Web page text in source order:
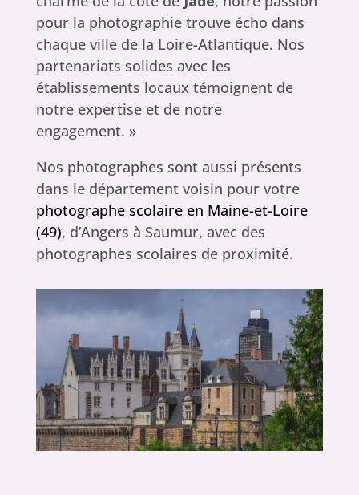
pour la photographie trouve écho dans
chaque ville de la Loire-Atlantique. Nos
partenariats solides avec les
établissements locaux témoignent de
notre expertise et de notre
engagement. »
Nos photographes sont aussi présents
dans le département voisin pour votre
photographe scolaire en Maine-et-Loire
(49), d’Angers à Saumur, avec des
photographes scolaires de proximité.